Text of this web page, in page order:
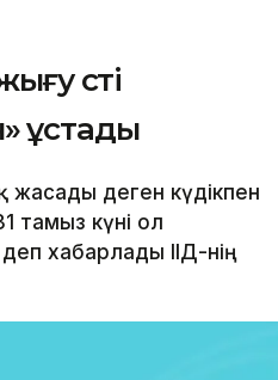
сәті
ұстады
жасады деген күдікпен
тамыз күні ол
хабарлады ІІД-нің